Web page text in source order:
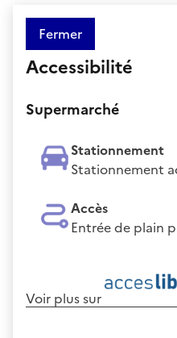
Fermer
Accessibilité
Supermarché
Stationnement
Stationnement
Accès
Entrée de plain
Voir plus sur